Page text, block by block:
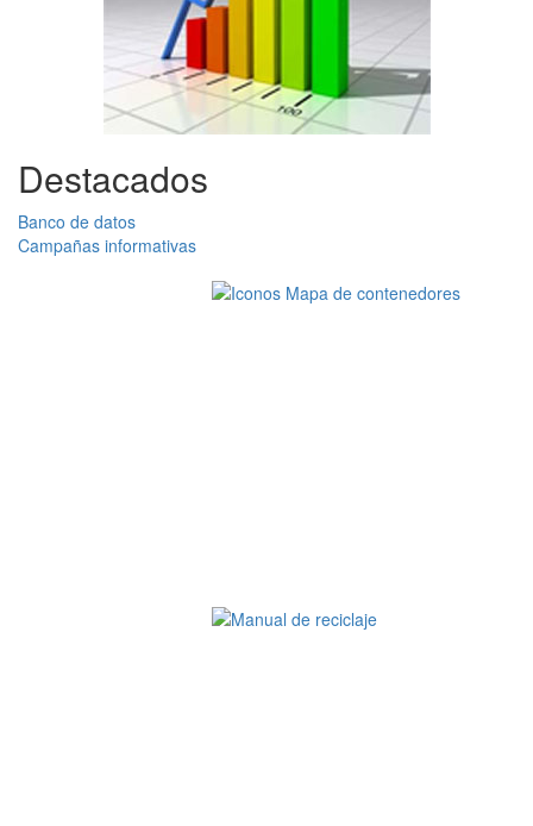
Destacados
Banco de datos
Campañas informativas